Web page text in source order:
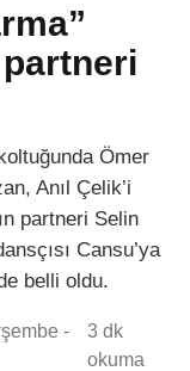
Ömer
Anıl Çelik’i
partneri Selin
Cansu’ya
belli oldu.
-
3 dk
okuma